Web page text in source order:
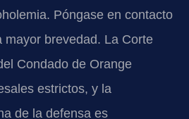
Póngase en contacto
mayor brevedad. La Corte
Condado de Orange
estrictos, y la
de la defensa es